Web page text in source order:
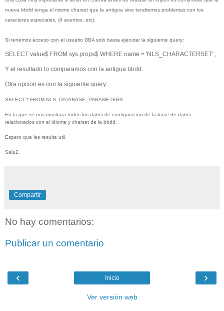
nueva bbdd tenga el mismo charset que la antigua sino tendremos problemas con los
caracteres especiales, (ñ acentos, etc).
Si tenemos acceso con el usuario DBA solo basta ejecutar la siguiente query:
SELECT value$ FROM sys.props$ WHERE name = 'NLS_CHARACTERSET' ;
Y el resultado lo comparamos con la antigua bbdd.
Otra opcion es con la siguiente query:
SELECT * FROM NLS_DATABASE_PARAMETERS
En la que se nos mostrara todos los datos de configuracion de la base de datos
relacionados con el idioma y charset de la bbdd.
Espero que les resulte util.
Salu2.
Compartir
No hay comentarios:
Publicar un comentario
‹ ›
Inicio
Ver versión web